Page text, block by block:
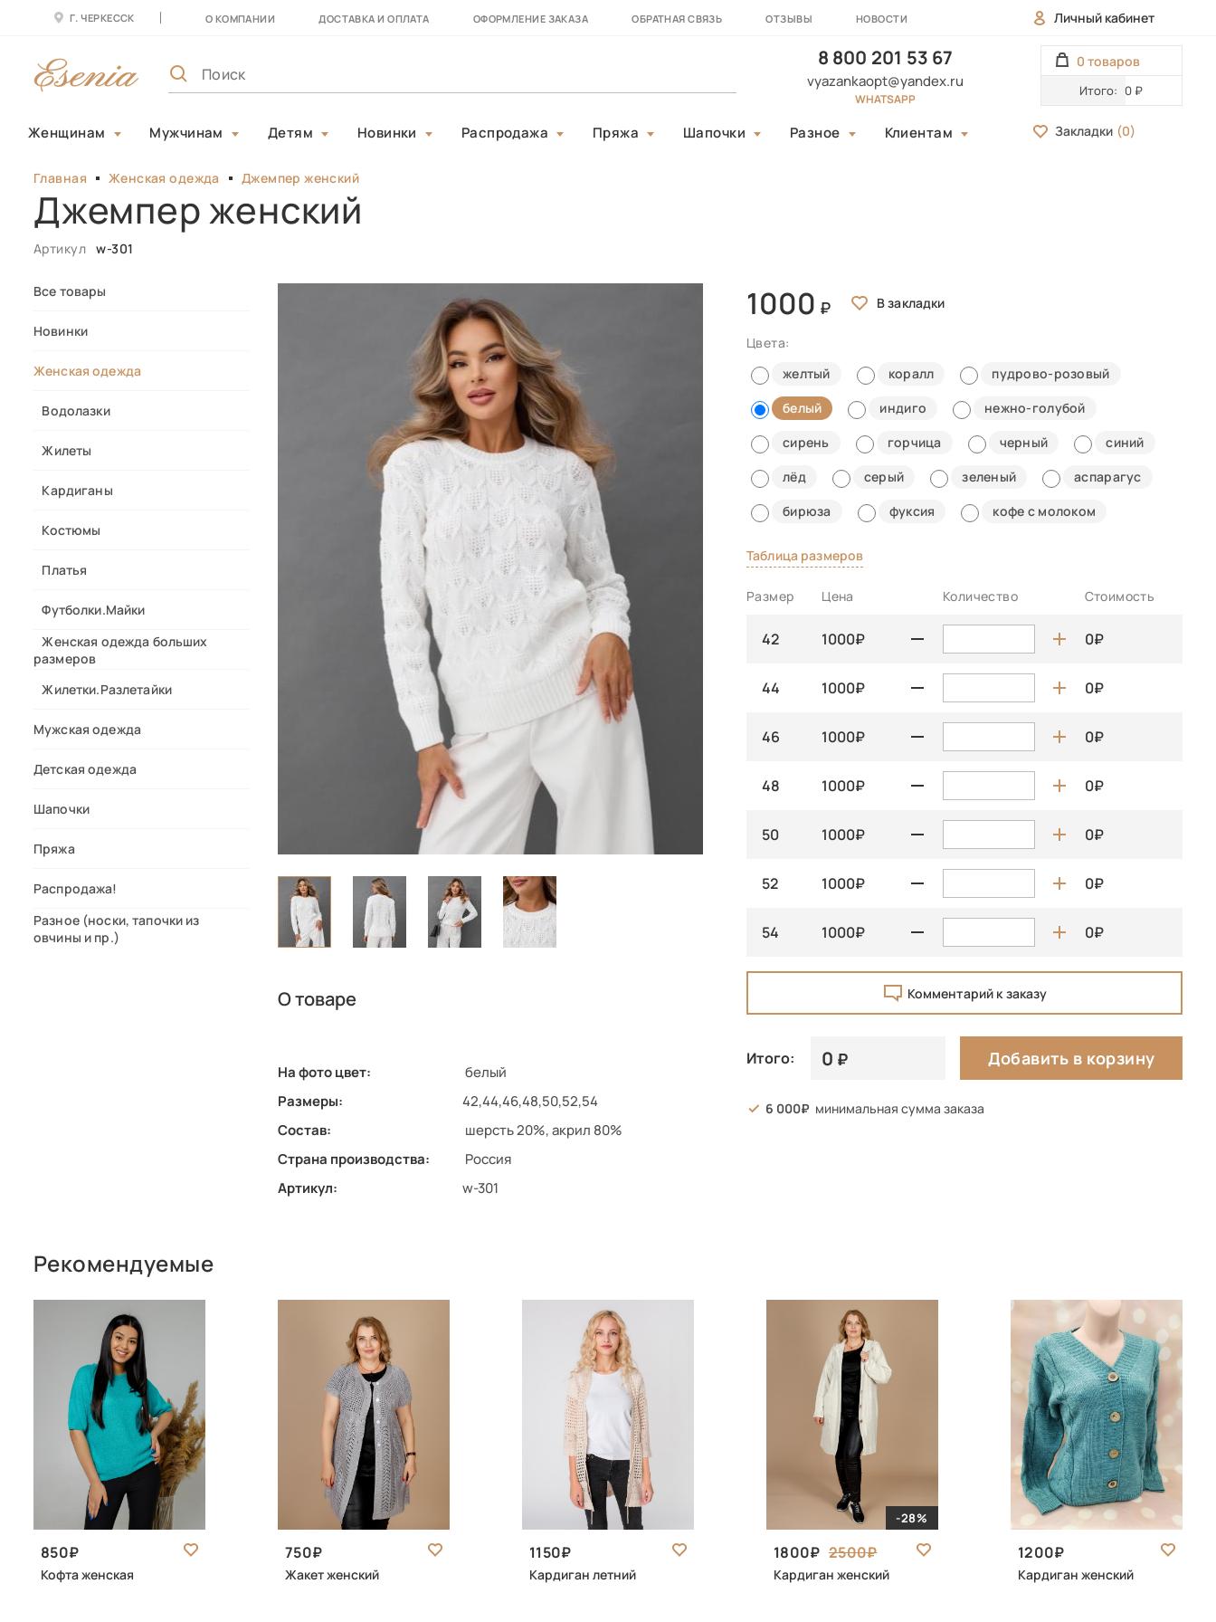
Г. ЧЕРКЕССК О КОМПАНИИ ДОСТАВКА И ОПЛАТА ОФОРМЛЕНИЕ ЗАКАЗА ОБРАТНАЯ СВЯЗЬ ОТЗЫВЫ НОВОСТИ Личный кабинет
8 800 201 53 67
vyazankaopt@yandex.ru
WHATSAPP
0 товаров
Итого: 0 ₽
Женщинам Мужчинам Детям Новинки Распродажа Пряжа Шапочки Разное Клиентам Закладки (0)
Главная Женская одежда Джемпер женский
Джемпер женский
Артикул w-301
Все товары
Новинки
Женская одежда
Водолазки
Жилеты
Кардиганы
Костюмы
Платья
Футболки.Майки
Женская одежда больших
размеров
Жилетки.Разлетайки
Мужская одежда
Детская одежда
Шапочки
Пряжа
Распродажа!
Разное (носки, тапочки из
овчины и пр.)
О товаре
На фото цвет:
белый
Размеры:
42,44,46,48,50,52,54
Состав:
шерсть 20%, акрил 80%
Страна производства:
Россия
Артикул:
w-301
1000
Цвета:
желтый
коралл
пудрово-розовый
белый
индиго
нежно-голубой
сирень
горчица черный
синий
лёд
серый зеленый
аспарагус
бирюза
фуксия кофе с молоком
Таблица размеров
Размер Цена Количество Стоимость
42 1000 0
44 1000 0
46 1000 0
48 1000 0
50 1000 0
52 1000 0
54 1000 0
Комментарий к заказу
Итого: 0 Добавить в корзину
6 000 минимальная сумма заказа
Рекомендуемые
850
Кофта женская
750
Жакет женский
1150
Кардиган летний
-28%
1800 2500
Кардиган женский
1200
Кардиган женский